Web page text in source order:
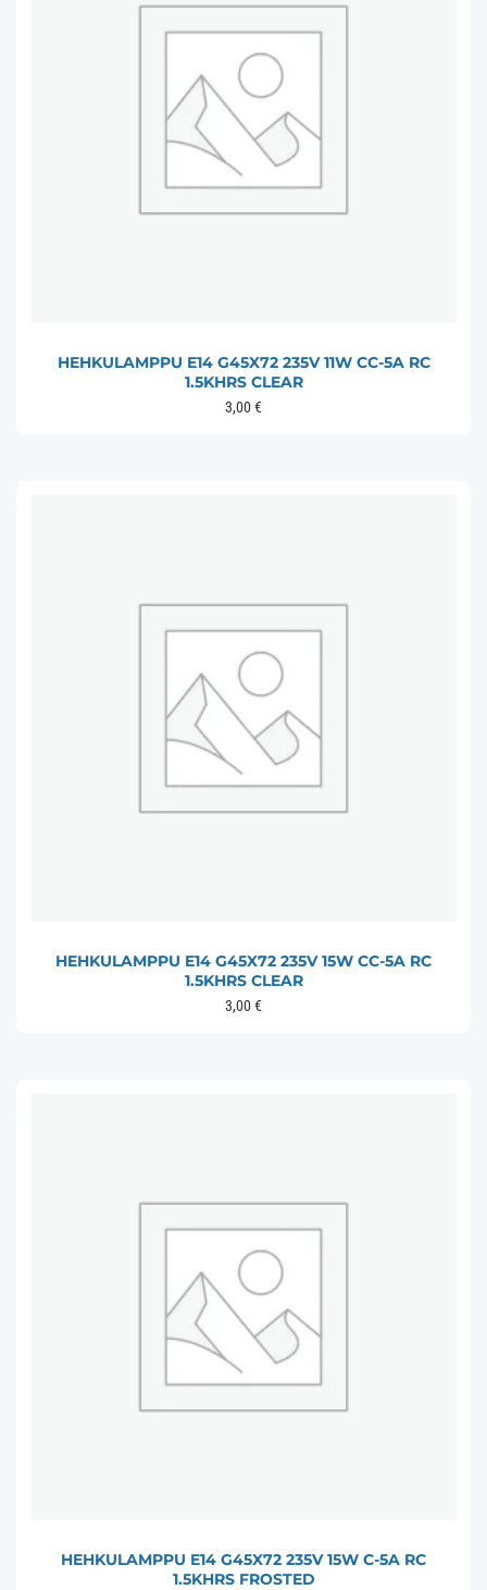
HEHKULAMPPU E14 G45X72 235V 11W CC-5A RC
1.5KHRS CLEAR
3,00€
HEHKULAMPPU E14 G45X72 235V 15W CC-5A RC
1.5KHRS CLEAR
3,00€
HEHKULAMPPU E14 G45X72 235V 15W C-5A RC
1.5KHRS FROSTED